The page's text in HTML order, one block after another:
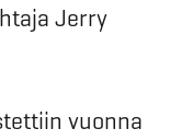
Jerry
vuonna